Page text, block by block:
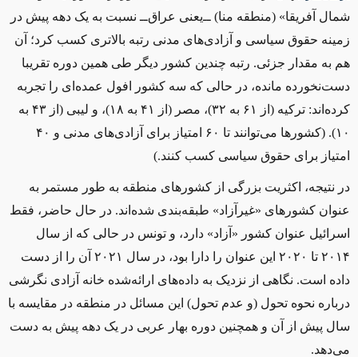
شمال آفریقا» (منطقه منا) ‌ــ‌‌یعنی عراق‌ــ‌ نسبت به یک دهه پیش در
زمینه حقوق سیاسی و آزادی‌های مدنی رتبه بالاتری کسب کرد؛ آن
هم به مقدار جزئی. رتبه چندین کشور دیگر طی همین دوره تقریبا
دست‌نخورده مانده، در حالی که سه کشور افول عمده‌ای را تجربه
کرده‌اند: ترکیه (از ۶۱ به ۳۲)، مصر (از ۴۱ به ۱۸)، و لیبی (از ۴۳ به
۱۰). (کشورها می‌توانند تا ۶۰ امتیاز برای آزادی‌های مدنی و ۴۰
امتیاز برای حقوق سیاسی کسب کنند.)
در نتیجه، اکثریت بزرگی از کشورهای منطقه به ‌طور مستمر به
عنوان کشورهای «غیرآزاد» طبقه‌بندی شده‌اند. در حال حاضر، فقط
اسرائیل عنوان کشور «آزاد» دارد، و تونس در حالی که از سال
۲۰۱۴ تا ۲۰۲۰ این عنوان را دارا بود، در سال ۲۰۲۱ آن را از دست
داده است. نگاهی از نزدیک‌ به داده‌های ارائه‌شده خانه آزادی نگرشی
درباره نحوه تحول (و عدم تحول) این مسائل در منطقه در مقایسه با
سال پیش از آن و همچنین دوره بهار عربی در یک دهه پیش به دست
می‌دهد.